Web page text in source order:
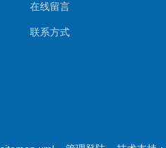
在线留言
联系方式